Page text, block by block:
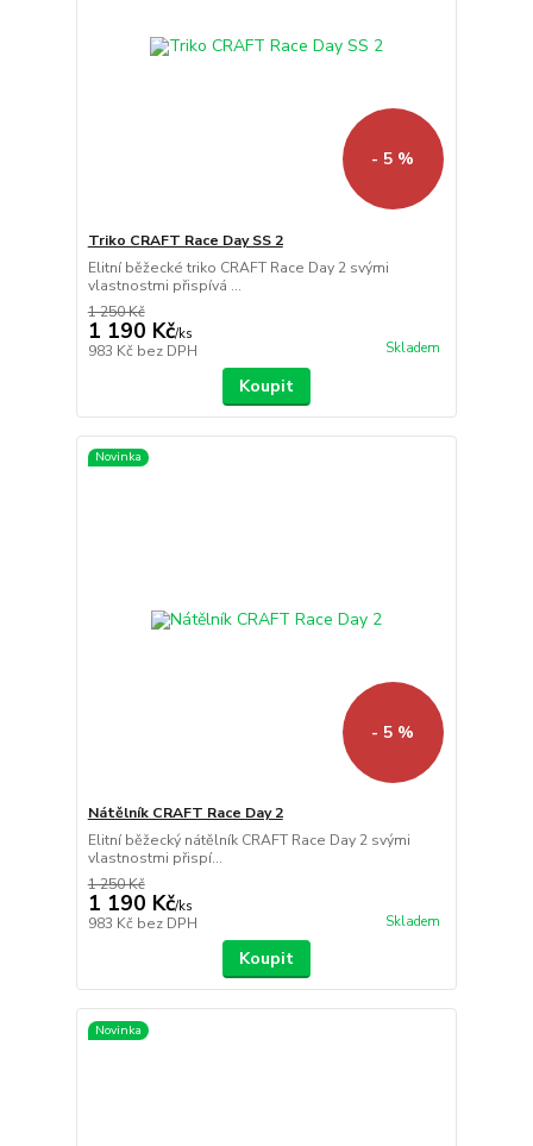
- 5 %
Triko CRAFT Race Day SS 2
Elitní běžecké triko CRAFT Race Day 2 svými
vlastnostmi přispívá ...
1 250 Kč
1 190 Kč/ks
983 Kč bez DPH Skladem
Koupit
Novinka
- 5 %
Nátělník CRAFT Race Day 2
Elitní běžecký nátělník CRAFT Race Day 2 svými
vlastnostmi přispí...
1 250 Kč
1 190 Kč/ks
983 Kč bez DPH Skladem
Koupit
Novinka